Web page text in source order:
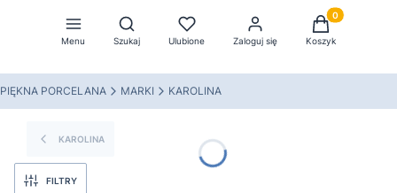
Menu
Otwórz wyszukiwarkę
Szukaj Ulubione Zaloguj się
Produkty w
Koszyk
PIĘKNA PORCELANA MARKI KAROLINA
KAROLINA
FILTRY